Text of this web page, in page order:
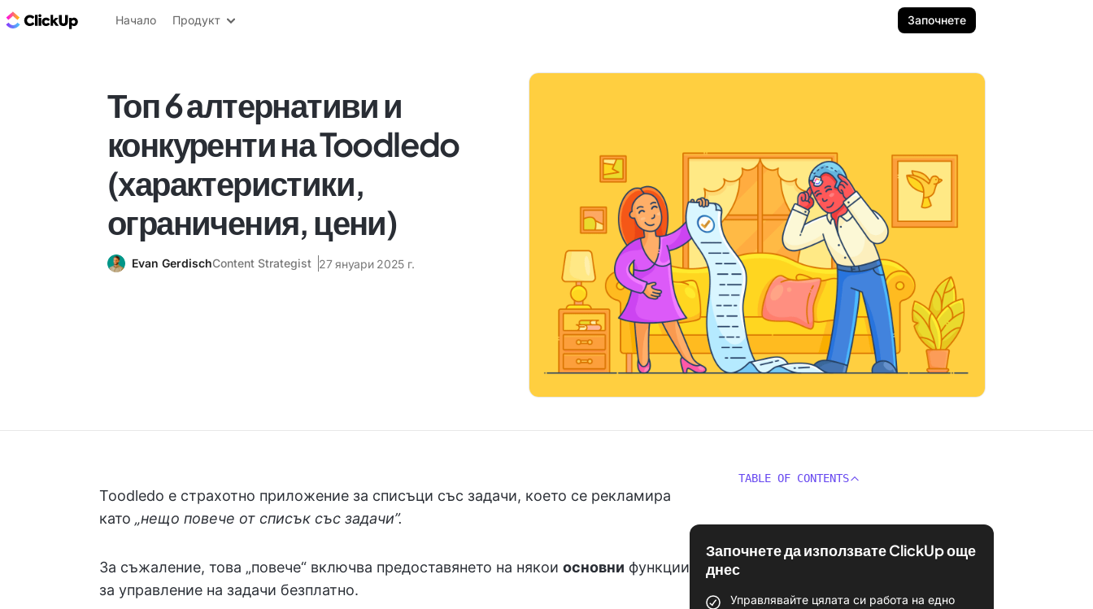
ClickUp блог
Начало Продукт Започнете
Топ 6 алтернативи и
конкуренти на Toodledo
(характеристики,
ограничения, цени)
Evan GerdischContent Strategist 27 януари 2025 г.
Toodledo е страхотно приложение за списъци със задачи, което се рекламира
като „нещо повече от списък със задачи”.
За съжаление, това „повече“ включва предоставянето на някои основни функции
за управление на задачи безплатно.
TABLE OF CONTENTS
Започнете да използвате ClickUp още
днес
Управлявайте цялата си работа на едно